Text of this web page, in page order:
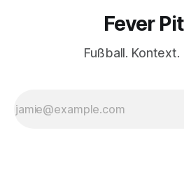
Fever
Fußball. Kontext.